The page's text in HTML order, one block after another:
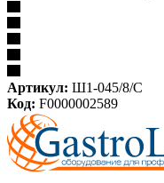
Артикул: Ш1-045/8/С
Код: F0000002589